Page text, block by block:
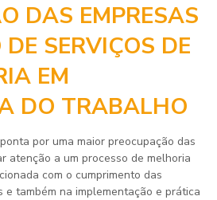
DAS EMPRESAS
SERVIÇOS DE
EM
DO TRABALHO
por uma maior preocupação das
atenção a um processo de melhoria
com o cumprimento das
e também na implementação e prática